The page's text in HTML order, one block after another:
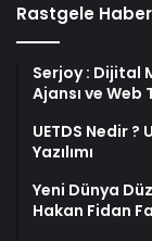
Rastgele
Serjoy : Dijital
Ajansı ve Web
UETDS Nedir ?
Yazılımı
Yeni Dünya
Hakan Fidan